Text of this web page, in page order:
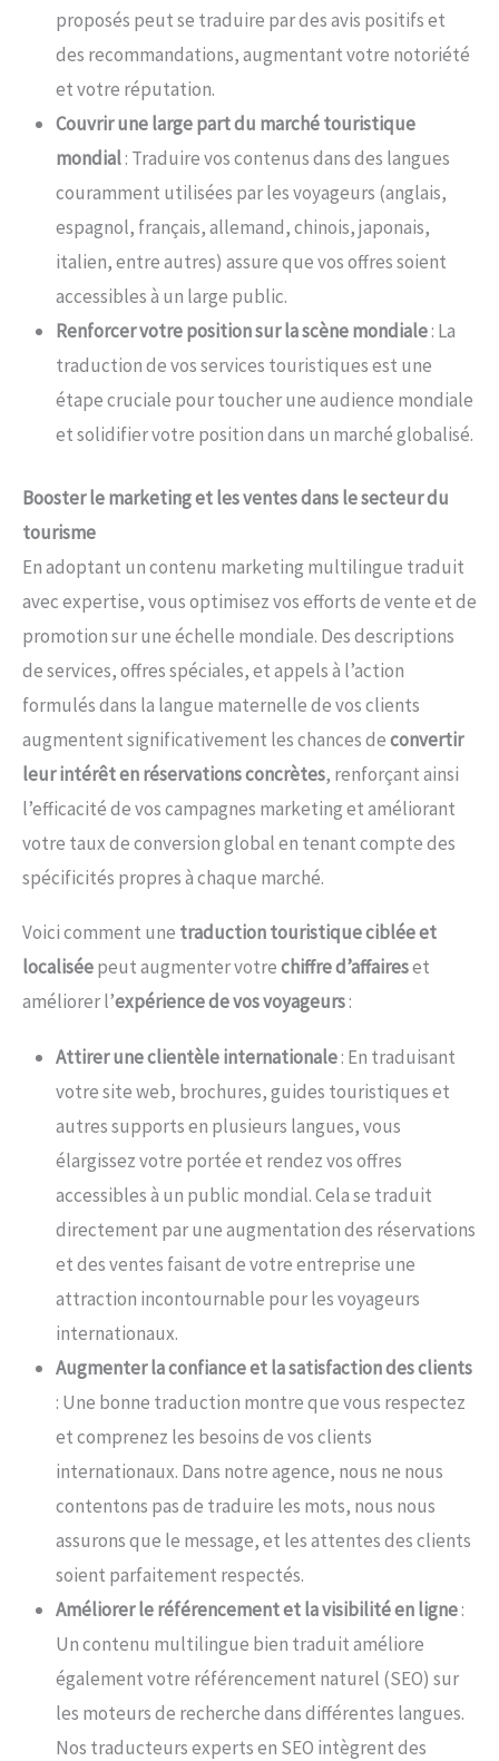
proposés peut se traduire par des avis positifs et
des recommandations, augmentant votre notoriété
et votre réputation.
Couvrir une large part du marché touristique
mondial: Traduire vos contenus dans des langues
couramment utilisées par les voyageurs (anglais,
espagnol, français, allemand, chinois, japonais,
italien, entre autres) assure que vos offres soient
accessibles à un large public.
Renforcer votre position sur la scène mondiale: La
traduction de vos services touristiques est une
étape cruciale pour toucher une audience mondiale
et solidifier votre position dans un marché globalisé.
Booster le marketing et les ventes dans le secteur du
tourisme
En adoptant un contenu marketing multilingue traduit
avec expertise, vous optimisez vos efforts de vente et de
promotion sur une échelle mondiale. Des descriptions
de services, offres spéciales, et appels à l’action
formulés dans la langue maternelle de vos clients
augmentent significativement les chances deconvertir
leur intérêt en réservations concrètes, renforçant ainsi
l’efficacité de vos campagnes marketing et améliorant
votre taux de conversion global en tenant compte des
spécificités propres à chaque marché.
Voici comment une traduction touristique ciblée et
localiséepeut augmenter votrechiffre d’affaireset
améliorer l’expérience de vos voyageurs:
Attirer une clientèle internationale: En traduisant
votre site web, brochures, guides touristiques et
autres supports en plusieurs langues, vous
élargissez votre portée et rendez vos offres
accessibles à un public mondial. Cela se traduit
directement par une augmentation des réservations
et des ventes faisant de votre entreprise une
attraction incontournable pour les voyageurs
internationaux.
Augmenter la confiance et la satisfaction des clients
: Une bonne traduction montre que vous respectez
et comprenez les besoins de vos clients
internationaux. Dans notre agence, nous ne nous
contentons pas de traduire les mots, nous nous
assurons que le message, et les attentes des clients
soient parfaitement respectés.
Améliorer le référencement et la visibilité en ligne:
Un contenu multilingue bien traduit améliore
également votre référencement naturel (SEO) sur
les moteurs de recherche dans différentes langues.
Nos traducteurs experts en SEO intègrent des